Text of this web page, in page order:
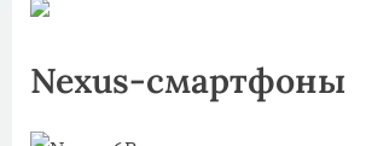
Nexus-смартфоны